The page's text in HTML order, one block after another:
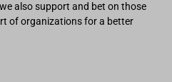
also support and bet on those
of organizations for a better